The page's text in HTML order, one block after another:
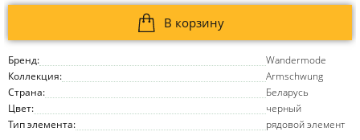
Бренд:
Wandermode
Коллекция:
Armschwung
Страна:
Беларусь
Цвет:
черный
Тип элемента:
рядовой элемент
В корзину